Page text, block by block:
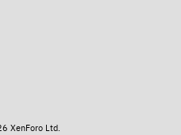
XenForo Ltd.